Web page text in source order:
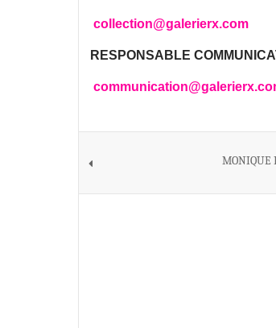
collection@galerierx.com
RESPONSABLE
MONIQUE